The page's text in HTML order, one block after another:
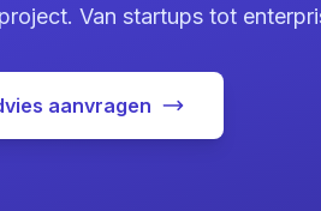
Van startups tot
aanvragen